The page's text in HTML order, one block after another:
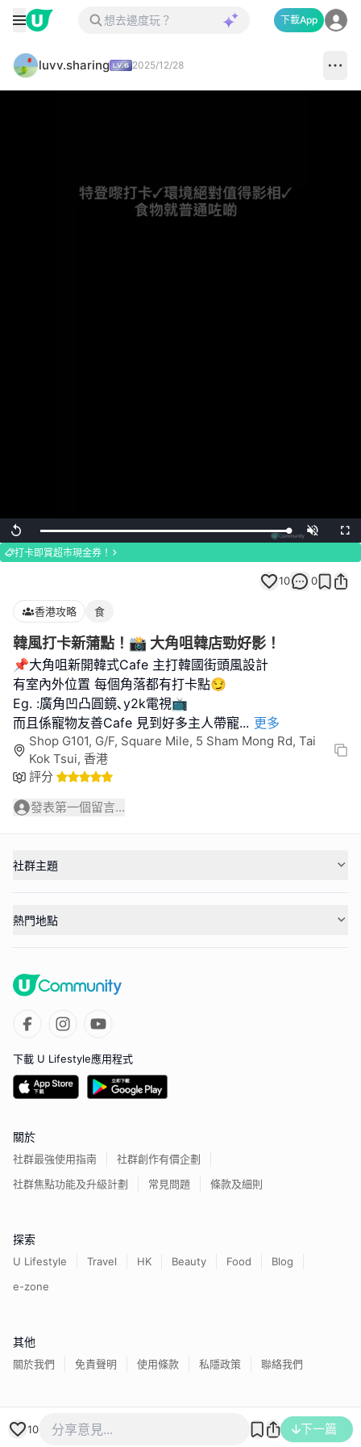
下載App
luvv.sharing 2025/12/28
Replay Loaded:
100.00%
Unmute
打卡即賞超市現金券！
10 0
香港攻略 食
韓風打卡新蒲點！📸 大角咀韓店勁好影！
📌大角咀新開韓式Cafe 主打韓國街頭風設計
有室內外位置 每個角落都有打卡點😏
Eg. :廣角凹凸圓鏡､y2k電視📺
而且係寵物友善Cafe 見到好多主人帶寵... 更多
Shop G101, G/F, Square Mile, 5 Sham Mong Rd, Tai
Kok Tsui, 香港
評分
發表第一個留言...
10 下一篇
社群主題
熱門地點
下載 U Lifestyle應用程式
關於
社群最強使用指南
社群創作有價企劃
社群焦點功能及升級計劃
常見問題 條款及細則
探索
U Lifestyle Travel HK Beauty Food
Blog
e-zone
其他
關於我們 免責聲明 使用條款 私隱政策 聯絡我們
香港經濟日報版權所有©